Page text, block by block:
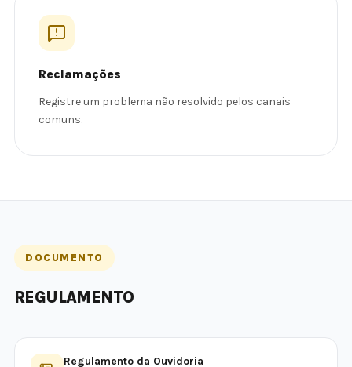
Reclamações
Registre um problema não resolvido pelos canais
comuns.
DOCUMENTO
REGULAMENTO
Regulamento da Ouvidoria